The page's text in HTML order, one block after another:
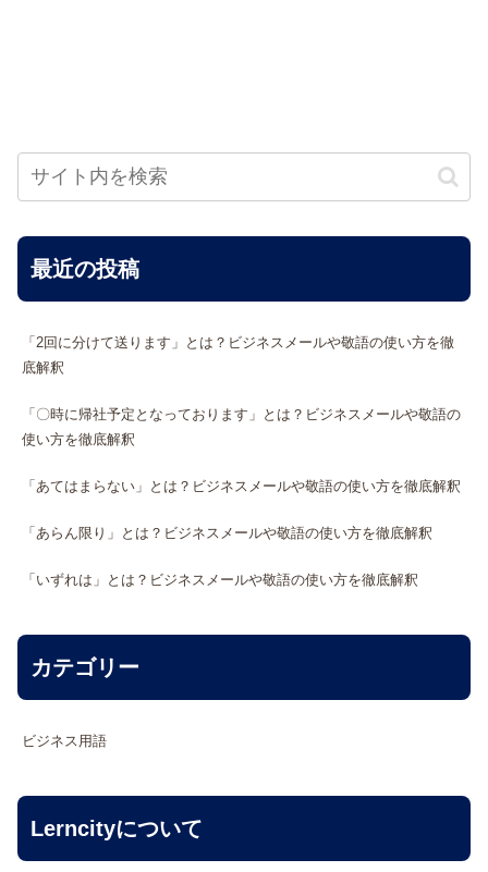
最近の投稿
「2回に分けて送ります」とは？ビジネスメールや敬語の使い方を徹
底解釈
「〇時に帰社予定となっております」とは？ビジネスメールや敬語の
使い方を徹底解釈
「あてはまらない」とは？ビジネスメールや敬語の使い方を徹底解釈
「あらん限り」とは？ビジネスメールや敬語の使い方を徹底解釈
「いずれは」とは？ビジネスメールや敬語の使い方を徹底解釈
カテゴリー
ビジネス用語
Lerncityについて